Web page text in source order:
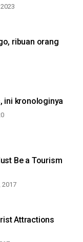
ribuan orang
ini kronologinya
Be a Tourism
2017
Attractions